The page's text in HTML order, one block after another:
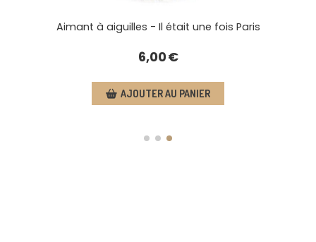
Aimant à aiguilles - Il était une fois
AJOUTER AU PANIER